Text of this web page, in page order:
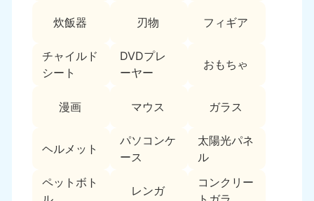
炊飯器 刃物 フィギア
チャイルド
シート
DVDプレ
ーヤー
おもちゃ
漫画 マウス ガラス
ヘルメット
パソコンケ
ース
太陽光パネ
ル
ペットボト
レンガ
コンクリー
050-1881-5248
9:00〜19:00 年中無休
050-1881-5146
9:00〜19:00 年中無休
050-1880-9900
9:00〜19:00 年中無休
広島県 鳥取県